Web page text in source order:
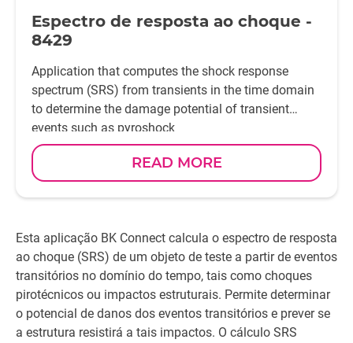
Espectro de resposta ao choque -
8429
Application that computes the shock response
spectrum (SRS) from transients in the time domain
to determine the damage potential of transient
events such as pyroshock
READ MORE
Esta aplicação BK Connect calcula o espectro de resposta
ao choque (SRS) de um objeto de teste a partir de eventos
transitórios no domínio do tempo, tais como choques
pirotécnicos ou impactos estruturais. Permite determinar
o potencial de danos dos eventos transitórios e prever se
a estrutura resistirá a tais impactos. O cálculo SRS